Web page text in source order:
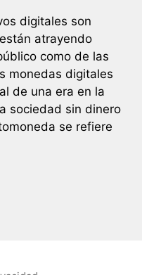
digitales son
atrayendo
como de las
monedas digitales
de una era en la
sociedad sin dinero
se refiere